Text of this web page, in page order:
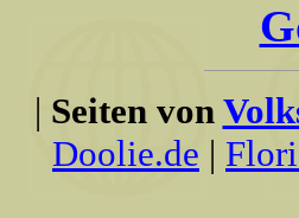
| Seiten von
Doolie.de |